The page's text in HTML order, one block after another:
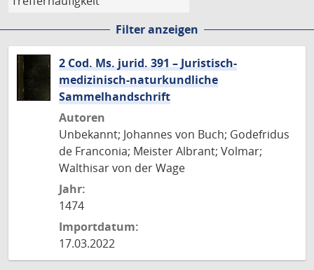
Filter anzeigen
2 Cod. Ms. jurid. 391 – Juristisch-
medizinisch-naturkundliche
Sammelhandschrift
Autoren
Unbekannt; Johannes von Buch; Godefridus
de Franconia; Meister Albrant; Volmar;
Walthisar von der Wage
Jahr:
1474
Importdatum:
17.03.2022